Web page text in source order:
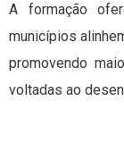
A formação
municípios
promovendo
voltadas ao